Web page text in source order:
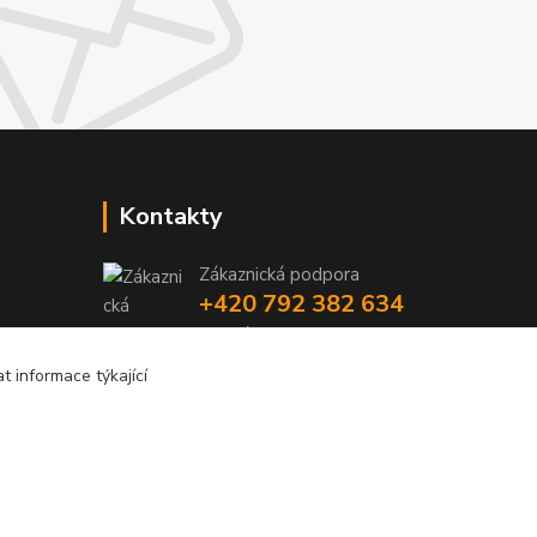
Kontakty
Zákaznická podpora
+420 792 382 634
(Po-Pá, 8-16 hod.)
objednavky@kosmetikaprovlasy.com
informace týkající